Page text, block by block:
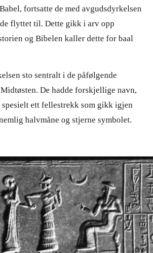
fortsatte de med avgudsdyrkelsen
flyttet til. Dette gikk i arv opp
og Bibelen kaller dette for baal
sto sentralt i de påfølgende
De hadde forskjellige navn,
spesielt ett fellestrekk som gikk igjen
halvmåne og stjerne symbolet.